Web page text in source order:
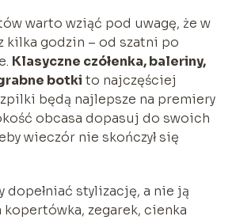
warto wziąć pod uwagę, że w
kilka godzin – od szatni po
Klasyczne czółenka, baleriny,
botki to najczęściej
będą najlepsze na premiery
obcasa dopasuj do swoich
wieczór nie skończył się
dopełniać stylizację, a nie ją
kopertówka, zegarek, cienka